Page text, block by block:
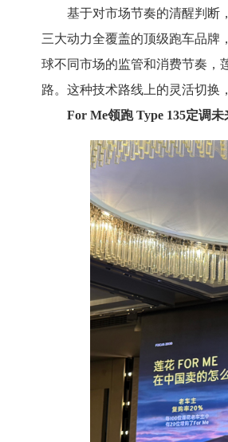
基于对市场节奏的清醒判断
三大动力全覆盖的顶级跑车品牌
球不同市场的监管和消费节奏，
路。这种技术路线上的灵活切换
For Me领跑 Type 135定调未